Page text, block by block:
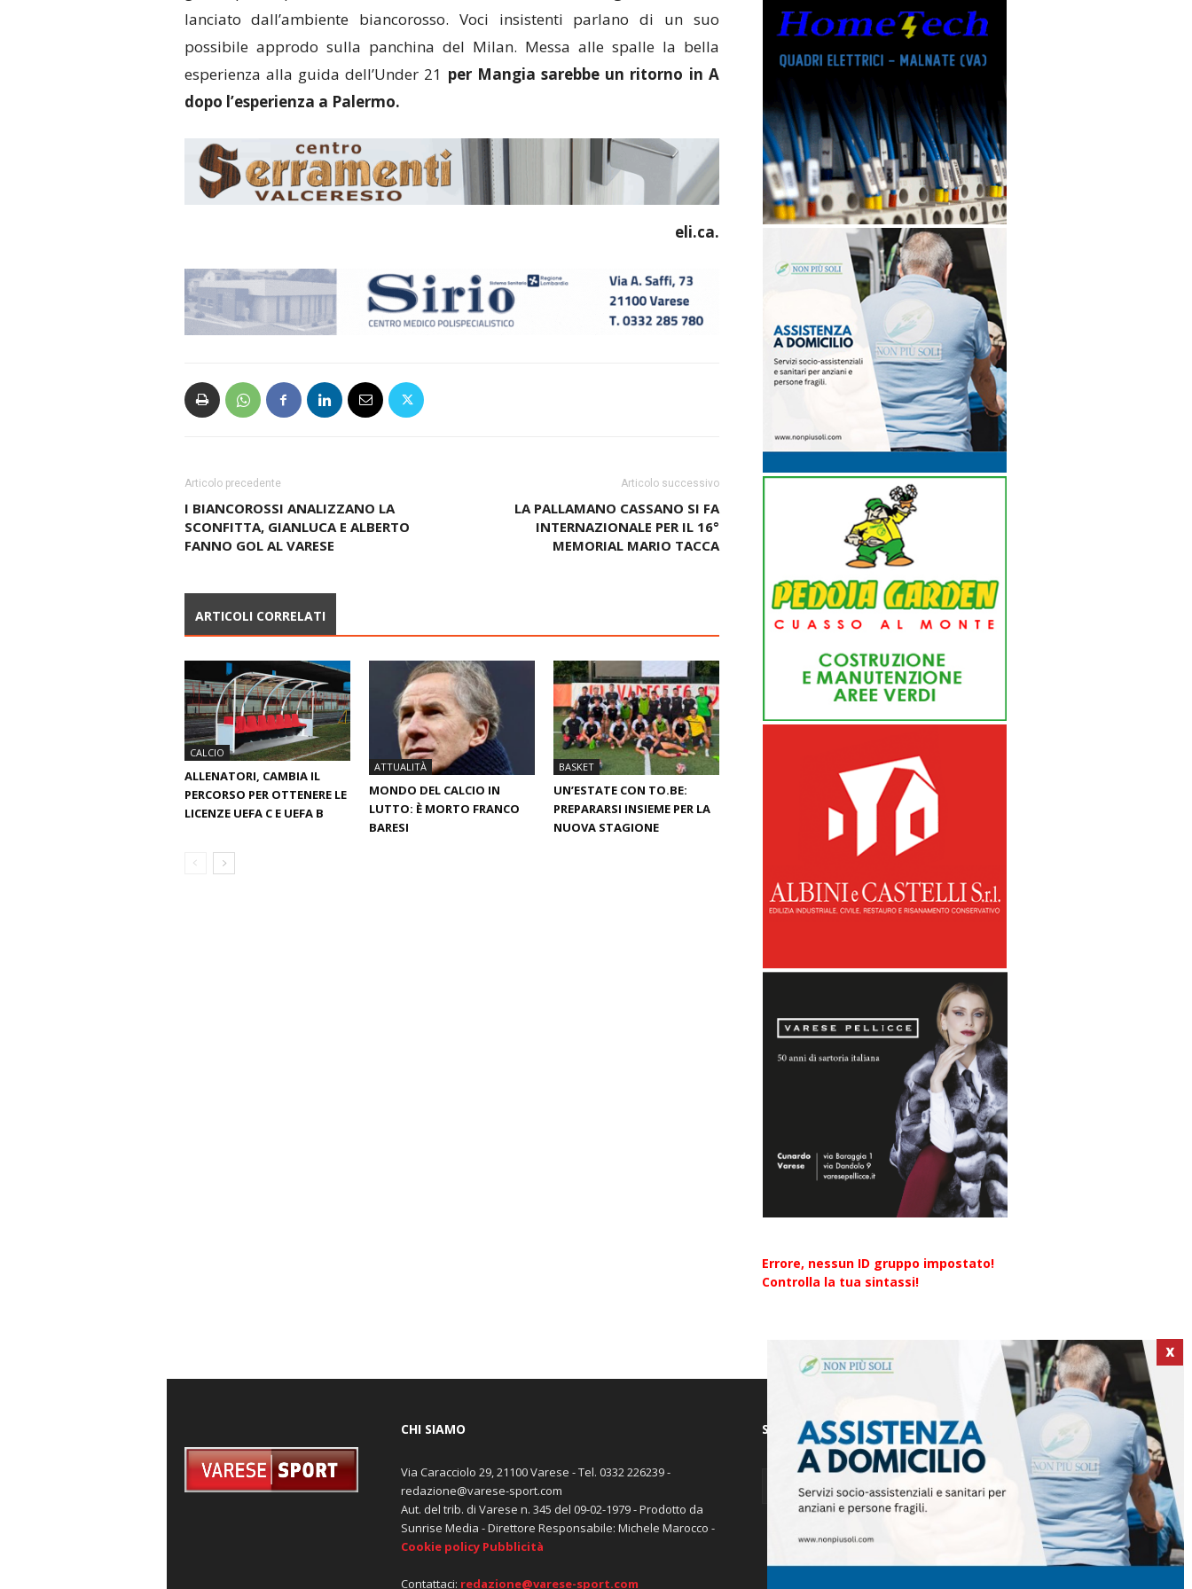
lanciato dall’ambiente biancorosso. Voci insistenti parlano di un suo
possibile approdo sulla panchina del Milan. Messa alle spalle la bella
esperienza alla guida dell’Under 21 per Mangia sarebbe un ritorno in A
dopo l’esperienza a Palermo.
eli.ca.
Articolo precedente
I BIANCOROSSI ANALIZZANO LA
SCONFITTA, GIANLUCA E ALBERTO
FANNO GOL AL VARESE
Articolo successivo
LA PALLAMANO CASSANO SI FA
INTERNAZIONALE PER IL 16°
MEMORIAL MARIO TACCA
ARTICOLI CORRELATI
CALCIO
ALLENATORI, CAMBIA IL
PERCORSO PER OTTENERE LE
LICENZE UEFA C E UEFA B
ATTUALITÀ
MONDO DEL CALCIO IN
LUTTO: È MORTO FRANCO
BARESI
BASKET
UN’ESTATE CON TO.BE:
PREPARARSI INSIEME PER LA
NUOVA STAGIONE
Errore, nessun ID gruppo impostato!
Controlla la tua sintassi!
X
CHI SIAMO
Via Caracciolo 29, 21100 Varese - Tel. 0332 226239 -
redazione@varese-sport.com
Aut. del trib. di Varese n. 345 del 09-02-1979 - Prodotto da
Sunrise Media - Direttore Responsabile: Michele Marocco -
Cookie policy Pubblicità
Contattaci: redazione@varese-sport.com
SEGUICI